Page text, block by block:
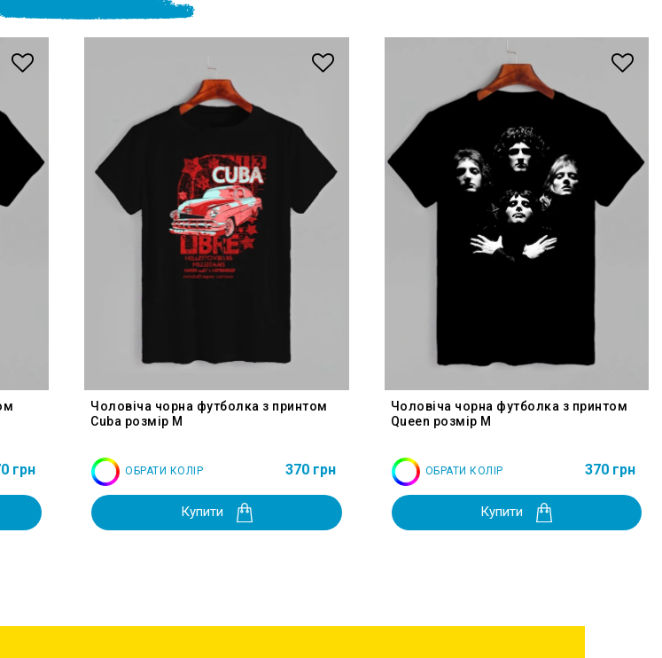
грн
Чоловіча чорна футболка з принтом
Cuba розмір M
ОБРАТИ КОЛІР 370 грн
Купити
Чоловіча чорна футболка з принтом
Queen розмір M
ОБРАТИ КОЛІР 370 грн
Купити